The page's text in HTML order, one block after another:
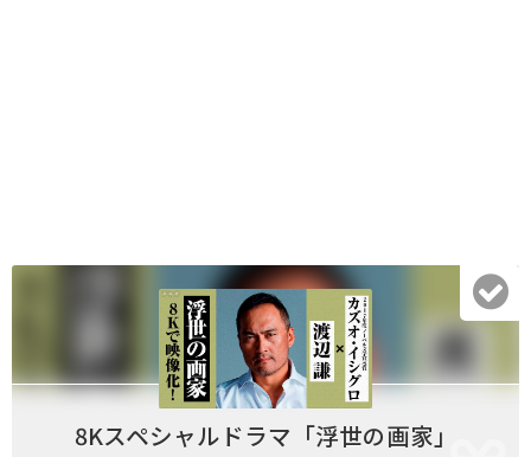
8Kスペシャルドラマ「浮世の画家」